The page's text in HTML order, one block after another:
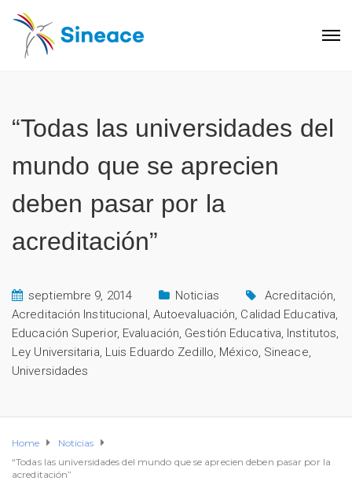
“Todas las universidades del
mundo que se aprecien
deben pasar por la
acreditación”
septiembre 9, 2014 Noticias Acreditación,
Acreditación Institucional, Autoevaluación, Calidad Educativa,
Educación Superior, Evaluación, Gestión Educativa, Institutos,
Ley Universitaria, Luis Eduardo Zedillo, México, Sineace,
Universidades
Home
Noticias
“Todas las universidades del mundo que se aprecien deben pasar por la
acreditación”